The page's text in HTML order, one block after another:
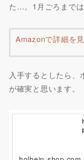
た…。1月ごろまでは
Amazonで詳細を
入手するとしたら、
が確実と思います。